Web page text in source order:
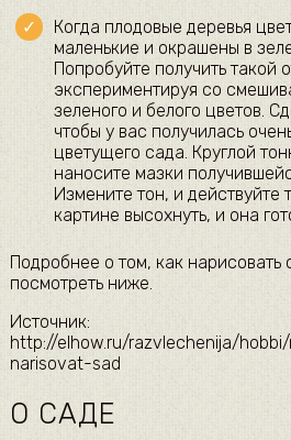
Когда плодовые деревья
маленькие и окрашены в
Попробуйте получить такой
экспериментируя со
зеленого и белого цветов.
чтобы у вас получилась
цветущего сада. Круглой
наносите мазки
Измените тон, и действуйте
картине высохнуть, и она
Подробнее о том, как нарисовать
посмотреть ниже.
Источник:
http://elhow.ru/razvlechenija/
narisovat-sad
О САДЕ